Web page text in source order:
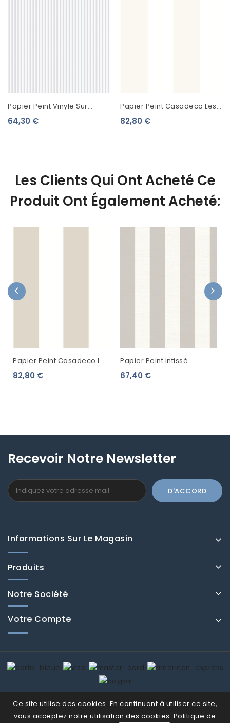
Papier Peint Vinyle Sur
Intissé Lutèce Rayure
64,30 €
Papier Peint Casadeco Les
Rayures Bruges Nacre
82,80 €
Les Clients Qui Ont Acheté Ce
Produit Ont Également Acheté:
Papier Peint Casadeco Les
Rayures Bruges Dune
82,80 €
Papier Peint Intissé
Casadeco Les Rayures
67,40 €
Recevoir Notre Newsletter
Informations Sur Le Magasin
Produits
Notre Société
Votre Compte
Ce site utilise des cookies. En continuant à utiliser ce site,
vous acceptez notre utilisation des cookies. Politique de
© Fenducci 2026